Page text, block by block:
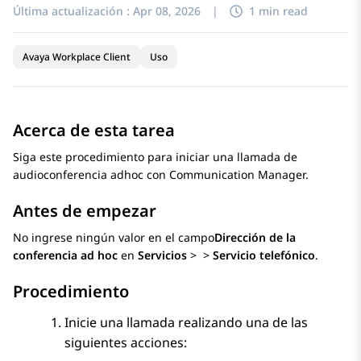
Última actualización : Apr 08, 2026 | 1 min read
Avaya Workplace Client Uso
Acerca de esta tarea
Siga este procedimiento para iniciar una llamada de
audioconferencia adhoc con Communication Manager.
Antes de empezar
No ingrese ningún valor en el campoDirección de la
conferencia ad hoc en Servicios > > Servicio telefónico.
Procedimiento
Inicie una llamada realizando una de las
siguientes acciones: